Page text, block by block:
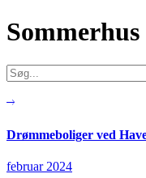
Drømmeboliger ved
februar 2024